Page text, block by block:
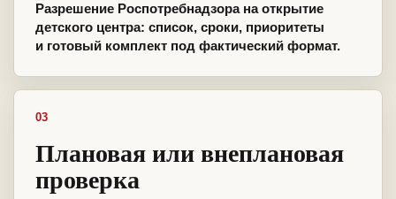
Разрешение Роспотребнадзора на открытие
детского центра: список, сроки, приоритеты
и готовый комплект под фактический формат.
03
Плановая или внеплановая
проверка